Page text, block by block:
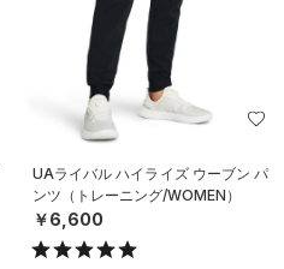
UAライバル ハイライズ ウーブン パ
ンツ（トレーニング/WOMEN）
￥6,600